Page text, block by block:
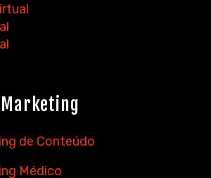
Marketing
de Conteúdo
Médico